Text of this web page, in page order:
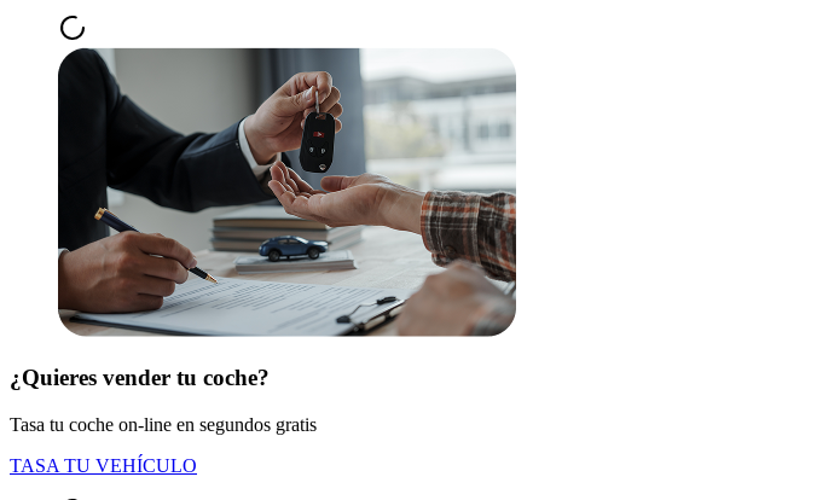
¿Quieres vender tu coche?
Tasa tu coche on-line en segundos gratis
TASA TU VEHÍCULO